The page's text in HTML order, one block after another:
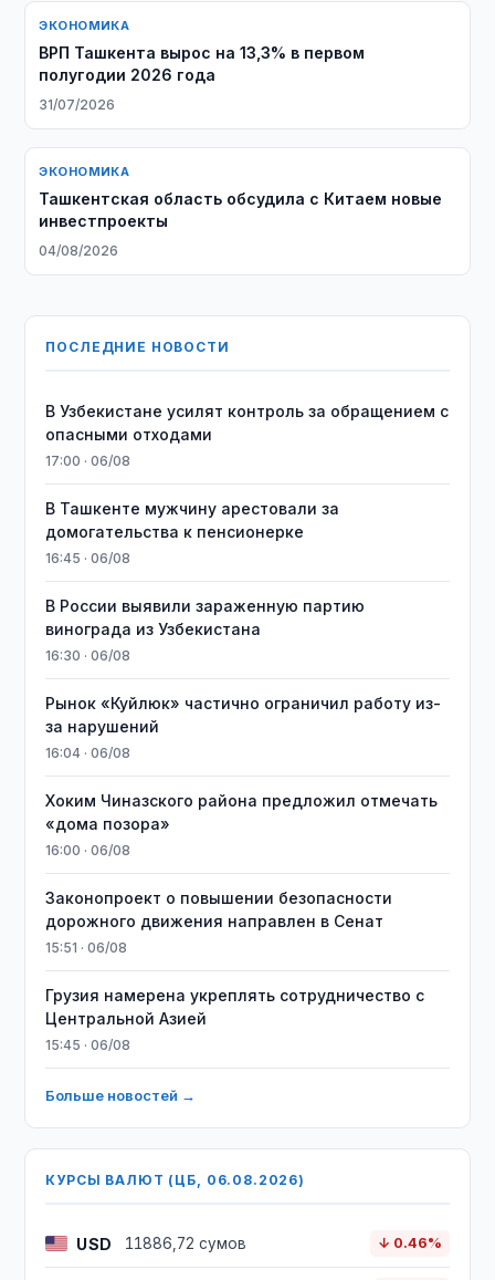
ЭКОНОМИКА
ВРП Ташкента вырос на 13,3% в первом
полугодии 2026 года
31/07/2026
ЭКОНОМИКА
Ташкентская область обсудила с Китаем новые
инвестпроекты
04/08/2026
ПОСЛЕДНИЕ НОВОСТИ
В Узбекистане усилят контроль за обращением с
опасными отходами
17:00 · 06/08
В Ташкенте мужчину арестовали за
домогательства к пенсионерке
16:45 · 06/08
В России выявили зараженную партию
винограда из Узбекистана
16:30 · 06/08
Рынок «Куйлюк» частично ограничил работу из-
за нарушений
16:04 · 06/08
Хоким Чиназского района предложил отмечать
«дома позора»
16:00 · 06/08
Законопроект о повышении безопасности
дорожного движения направлен в Сенат
15:51 · 06/08
Грузия намерена укреплять сотрудничество с
Центральной Азией
15:45 · 06/08
Больше новостей →
КУРСЫ ВАЛЮТ (ЦБ, 06.08.2026)
USD 11886,72 сумов ↓ 0.46%